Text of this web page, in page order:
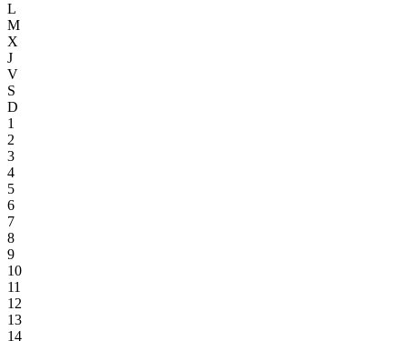
L
M
X
J
V
S
D
1
2
3
4
5
6
7
8
9
10
11
12
13
14